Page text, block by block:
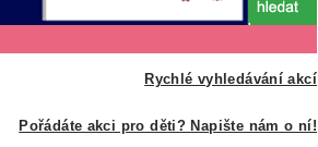
Rychlé vyhledávání akcí
Pořádáte akci pro děti? Napište nám o ní!